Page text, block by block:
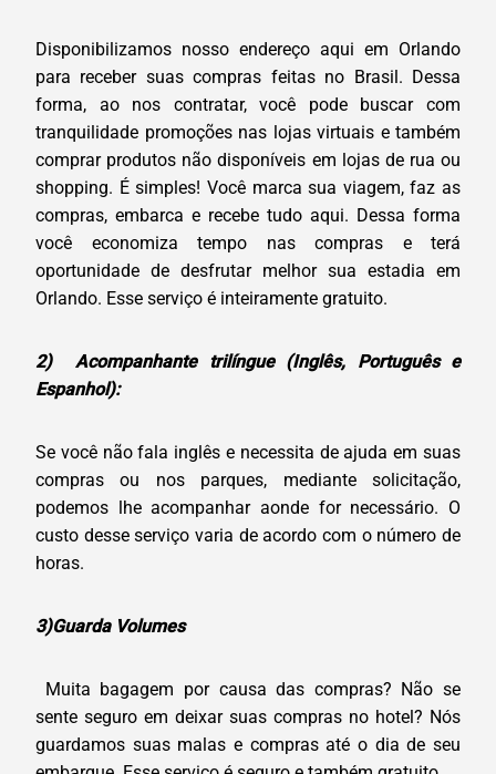
Disponibilizamos nosso endereço aqui em Orlando
para receber suas compras feitas no Brasil. Dessa
forma, ao nos contratar, você pode buscar com
tranquilidade promoções nas lojas virtuais e também
comprar produtos não disponíveis em lojas de rua ou
shopping. É simples! Você marca sua viagem, faz as
compras, embarca e recebe tudo aqui. Dessa forma
você economiza tempo nas compras e terá
oportunidade de desfrutar melhor sua estadia em
Orlando. Esse serviço é inteiramente gratuito.
2) Acompanhante trilíngue (Inglês, Português e
Espanhol):
Se você não fala inglês e necessita de ajuda em suas
compras ou nos parques, mediante solicitação,
podemos lhe acompanhar aonde for necessário. O
custo desse serviço varia de acordo com o número de
horas.
3)Guarda Volumes
Muita bagagem por causa das compras? Não se
sente seguro em deixar suas compras no hotel? Nós
guardamos suas malas e compras até o dia de seu